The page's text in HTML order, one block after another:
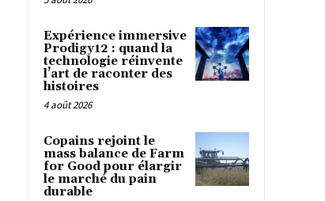
Expérience immersive
Prodigy12 : quand la
technologie réinvente
l’art de raconter des
histoires
4 août 2026
Copains rejoint le
mass balance de Farm
for Good pour élargir
le marché du pain
durable